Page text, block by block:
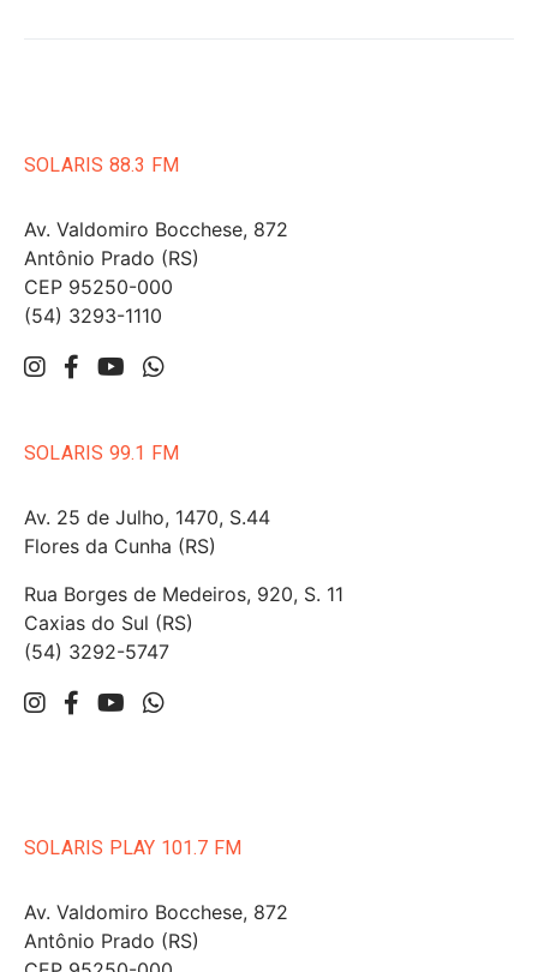
SOLARIS 88.3 FM
Av. Valdomiro Bocchese, 872
Antônio Prado (RS)
CEP 95250-000
(54) 3293-1110
SOLARIS 99.1 FM
Av. 25 de Julho, 1470, S.44
Flores da Cunha (RS)
Rua Borges de Medeiros, 920, S. 11
Caxias do Sul (RS)
(54) 3292-5747
SOLARIS PLAY 101.7 FM
Av. Valdomiro Bocchese, 872
Antônio Prado (RS)